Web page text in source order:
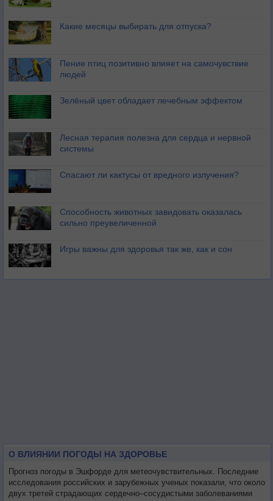
Какие месяцы выбирать для отпуска?
Пение птиц позитивно влияет на самочувствие
людей
Зелёный цвет обладает лечебным эффектом
Лесная терапия полезна для сердца и нервной
системы
Спасают ли кактусы от вредного излучения?
Способность животных завидовать оказалась
сильно преувеличенной
Игры важны для здоровья так же, как и сон
О ВЛИЯНИИ ПОГОДЫ НА ЗДОРОВЬЕ
Прогноз погоды в Эшфорде для метеочувствительных. Последние
исследования российских и зарубежных ученых показали, что около
двух третей страдающих сердечно–сосудистыми заболеваниями